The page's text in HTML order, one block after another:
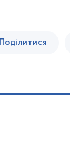
Поділитися